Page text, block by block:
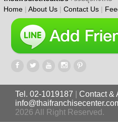
Home | About Us | Contact Us |
Tel. 02-1019187
Contact &
2026 All Right Reserved.